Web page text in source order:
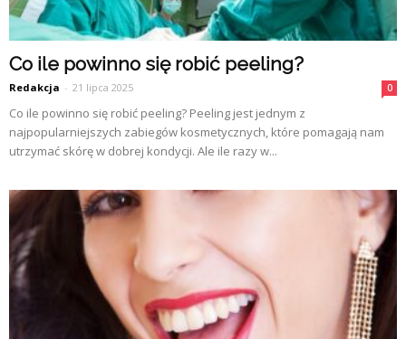
Co ile powinno się robić peeling?
Redakcja - 21 lipca 2025 0
Co ile powinno się robić peeling? Peeling jest jednym z
najpopularniejszych zabiegów kosmetycznych, które pomagają nam
utrzymać skórę w dobrej kondycji. Ale ile razy w...